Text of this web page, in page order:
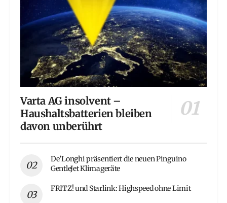
Varta AG insolvent –
Haushaltsbatterien bleiben
davon unberührt
De’Longhi präsentiert die neuen Pinguino
GentleJet Klimageräte
FRITZ! und Starlink: Highspeed ohne Limit